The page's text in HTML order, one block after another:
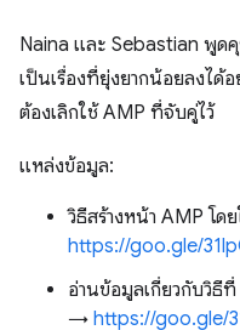
Naina และ Sebastian พูด
เป็นเรื่องที่ยุ่งยากน้อยลงได้อ
ต้องเลิกใช้ AMP ที่จับคู่ไว้
แหล่งข้อมูล:
วิธีสร้างหน้า AMP โ
https://goo.gle/
อ่านข้อมูลเกี่ยวกับวิธี
→ https://goo.gle/